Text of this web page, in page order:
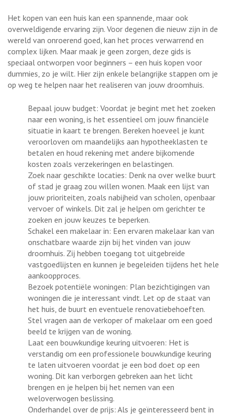
Het kopen van een huis kan een spannende, maar ook
overweldigende ervaring zijn. Voor degenen die nieuw zijn in de
wereld van onroerend goed, kan het proces verwarrend en
complex lijken. Maar maak je geen zorgen, deze gids is
speciaal ontworpen voor beginners – een huis kopen voor
dummies, zo je wilt. Hier zijn enkele belangrijke stappen om je
op weg te helpen naar het realiseren van jouw droomhuis.
Bepaal jouw budget: Voordat je begint met het zoeken
naar een woning, is het essentieel om jouw financiële
situatie in kaart te brengen. Bereken hoeveel je kunt
veroorloven om maandelijks aan hypotheeklasten te
betalen en houd rekening met andere bijkomende
kosten zoals verzekeringen en belastingen.
Zoek naar geschikte locaties: Denk na over welke buurt
of stad je graag zou willen wonen. Maak een lijst van
jouw prioriteiten, zoals nabijheid van scholen, openbaar
vervoer of winkels. Dit zal je helpen om gerichter te
zoeken en jouw keuzes te beperken.
Schakel een makelaar in: Een ervaren makelaar kan van
onschatbare waarde zijn bij het vinden van jouw
droomhuis. Zij hebben toegang tot uitgebreide
vastgoedlijsten en kunnen je begeleiden tijdens het hele
aankoopproces.
Bezoek potentiële woningen: Plan bezichtigingen van
woningen die je interessant vindt. Let op de staat van
het huis, de buurt en eventuele renovatiebehoeften.
Stel vragen aan de verkoper of makelaar om een goed
beeld te krijgen van de woning.
Laat een bouwkundige keuring uitvoeren: Het is
verstandig om een professionele bouwkundige keuring
te laten uitvoeren voordat je een bod doet op een
woning. Dit kan verborgen gebreken aan het licht
brengen en je helpen bij het nemen van een
weloverwogen beslissing.
Onderhandel over de prijs: Als je geïnteresseerd bent in